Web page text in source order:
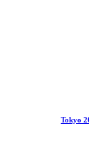
Tokyo